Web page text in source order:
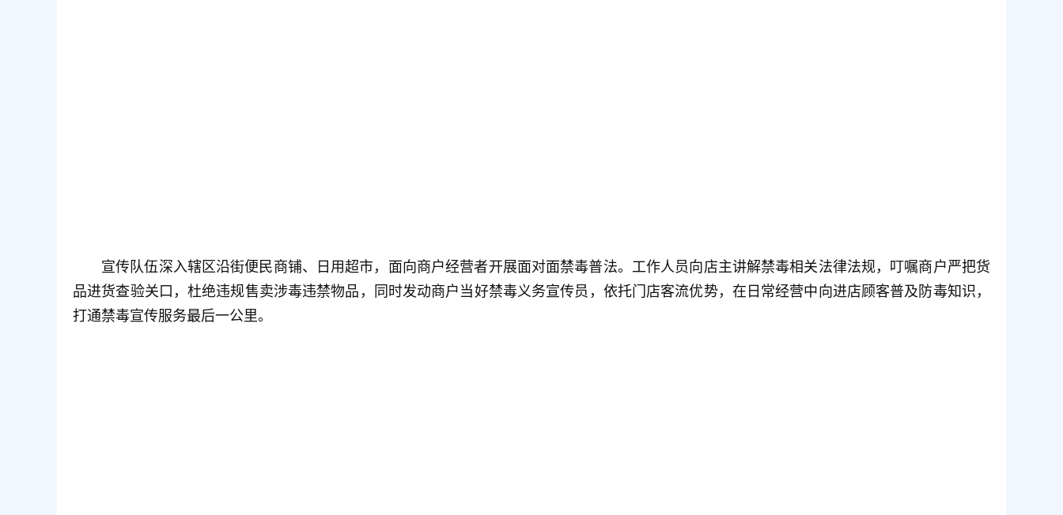
宣传队伍深入辖区沿街便民商铺、日用超市，面向商户经营者开展面对面禁毒普法。工作人员向店主讲解禁毒相关法律法规，叮嘱商户严把货
品进货查验关口，杜绝违规售卖涉毒违禁物品，同时发动商户当好禁毒义务宣传员，依托门店客流优势，在日常经营中向进店顾客普及防毒知识，
打通禁毒宣传服务最后一公里。